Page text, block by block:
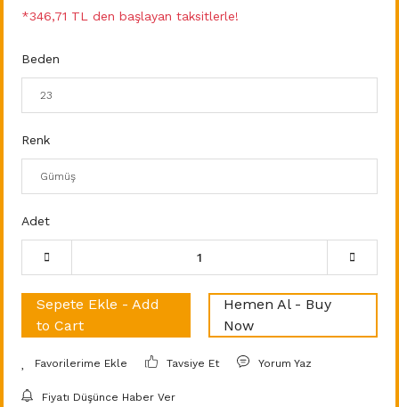
*346,71 TL den başlayan taksitlerle!
Beden
Renk
Adet
Sepete Ekle - Add
to Cart
Hemen Al - Buy
Now
Tavsiye Et Yorum Yaz
Fiyatı Düşünce Haber Ver